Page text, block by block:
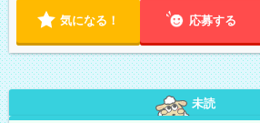
気になる！ 応募する
未読